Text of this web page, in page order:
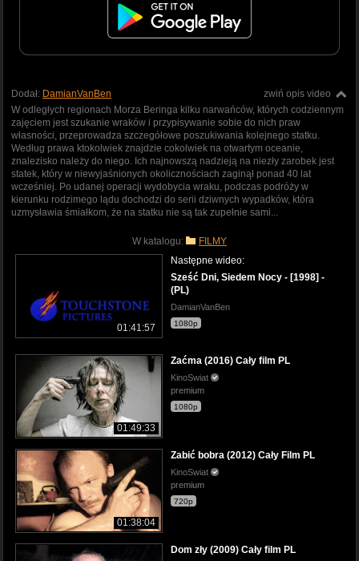
zwiń opis video
Dodał: DamianVanBen
W odległych regionach Morza Beringa kilku narwańców, których codziennym
zajęciem jest szukanie wraków i przypisywanie sobie do nich praw
własności, przeprowadza szczegółowe poszukiwania kolejnego statku.
Według prawa ktokolwiek znajdzie cokolwiek na otwartym oceanie,
znalezisko należy do niego. Ich najnowszą nadzieją na niezły zarobek jest
statek, który w niewyjaśnionych okolicznościach zaginął ponad 40 lat
wcześniej. Po udanej operacji wydobycia wraku, podczas podróży w
kierunku rodzimego lądu dochodzi do serii dziwnych wypadków, która
uzmysławia śmiałkom, że na statku nie są tak zupełnie sami...
W katalogu: FILMY
01:41:57
Następne wideo:
Sześć Dni, Siedem Nocy - [1998] -
(PL)
DamianVanBen
1080p
01:49:33
Zaćma (2016) Cały film PL
KinoSwiat
premium
1080p
01:38:04
Zabić bobra (2012) Cały Film PL
KinoSwiat
premium
720p
Dom zły (2009) Cały film PL